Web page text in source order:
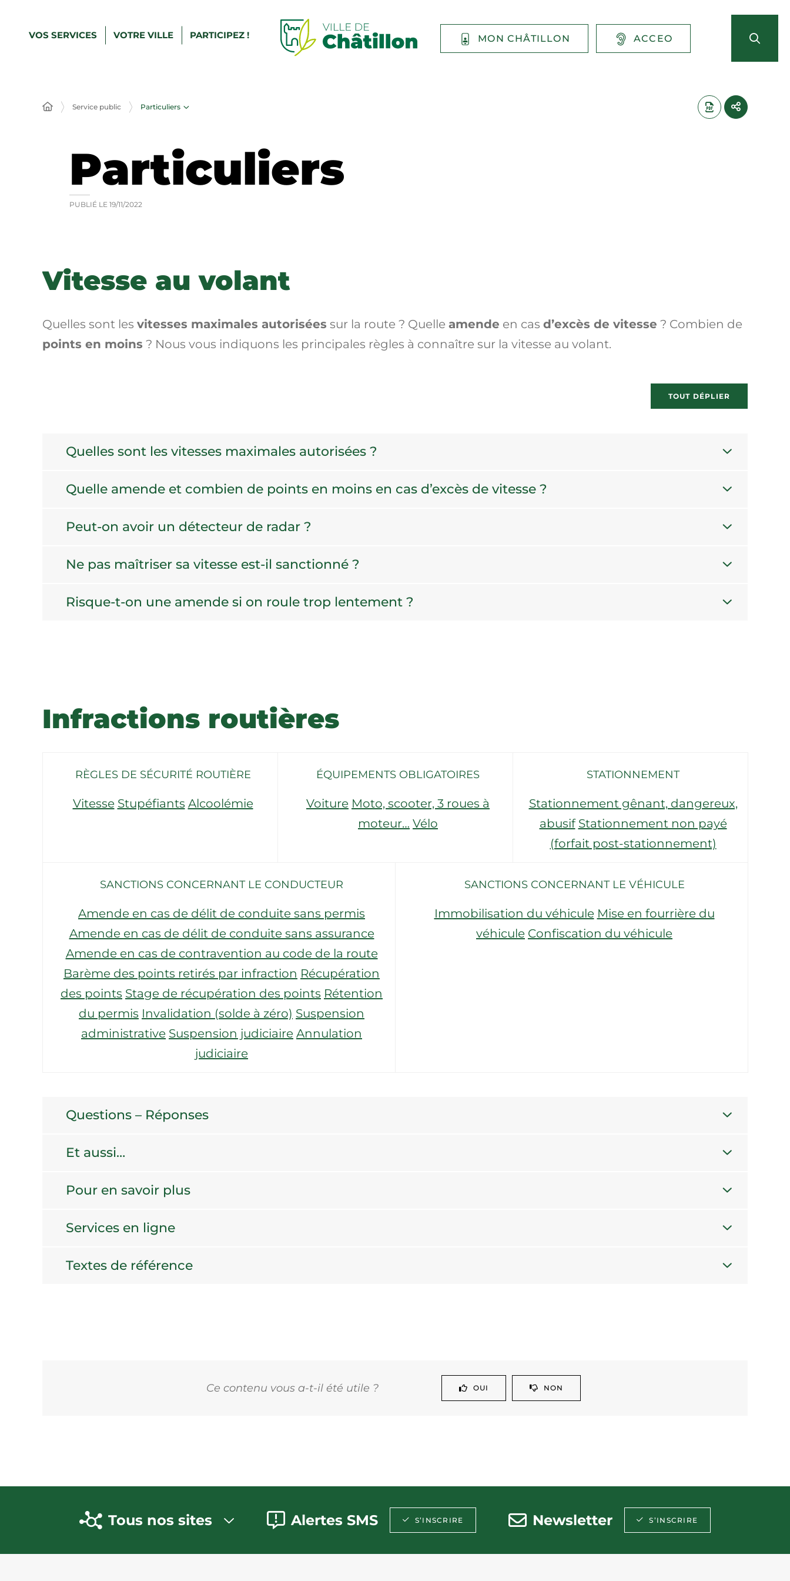
VOS SERVICES VOTRE VILLE PARTICIPEZ ! MON CHÂTILLON ACCEO
Service public Particuliers
Particuliers
PUBLIÉ LE 19/11/2022
Vitesse au volant
Quelles sont les vitesses maximales autorisées sur la route ? Quelle amende en cas d’excès de vitesse ? Combien de
points en moins ? Nous vous indiquons les principales règles à connaître sur la vitesse au volant.
TOUT DÉPLIER
Quelles sont les vitesses maximales autorisées ?
Quelle amende et combien de points en moins en cas d’excès de vitesse ?
Peut-on avoir un détecteur de radar ?
Ne pas maîtriser sa vitesse est-il sanctionné ?
Risque-t-on une amende si on roule trop lentement ?
Infractions routières
RÈGLES DE SÉCURITÉ ROUTIÈRE
Vitesse Stupéfiants Alcoolémie
ÉQUIPEMENTS OBLIGATOIRES
Voiture Moto, scooter, 3 roues à
moteur… Vélo
STATIONNEMENT
Stationnement gênant, dangereux,
abusif Stationnement non payé
(forfait post-stationnement)
SANCTIONS CONCERNANT LE CONDUCTEUR
Amende en cas de délit de conduite sans permis
Amende en cas de délit de conduite sans assurance
Amende en cas de contravention au code de la route
Barème des points retirés par infraction Récupération
des points Stage de récupération des points Rétention
du permis Invalidation (solde à zéro) Suspension
administrative Suspension judiciaire Annulation
judiciaire
SANCTIONS CONCERNANT LE VÉHICULE
Immobilisation du véhicule Mise en fourrière du
véhicule Confiscation du véhicule
Questions – Réponses
Et aussi…
Pour en savoir plus
Services en ligne
Textes de référence
Ce contenu vous a-t-il été utile ? OUI NON
Tous nos sites Alertes SMS S’INSCRIRE Newsletter S’INSCRIRE